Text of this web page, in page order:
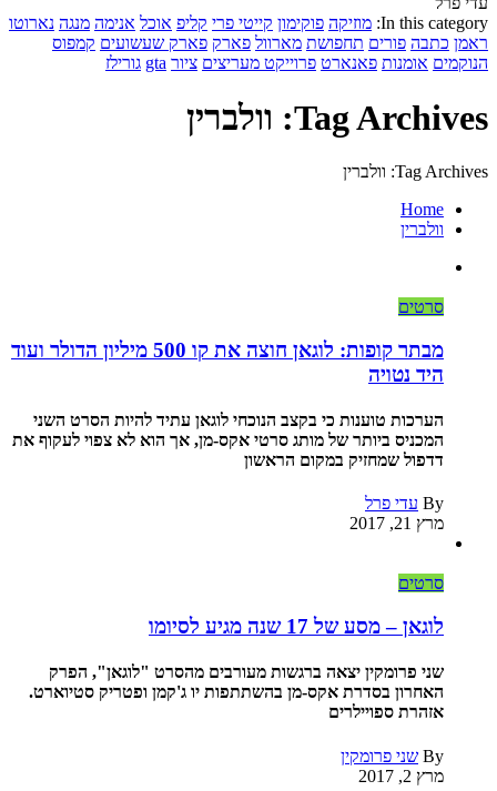
In this category: מוזיקה פוקימון קייטי פרי קליפ אוכל אנימה מנגה נארוטו
ראמן כתבה פורים תחפושת מארוול פארק פארק שעשועים קמפוס
הנוקמים אומנות פאנארט פרוייקט מעריצים ציור gta גורילז
Tag Archives: וולברין
Tag Archives: וולברין
Home
וולברין
סרטים
מבתר קופות: לוגאן חוצה את קו 500 מיליון הדולר ועוד
היד נטויה
הערכות טוענות כי בקצב הנוכחי לוגאן עתיד להיות הסרט השני
המכניס ביותר של מותג סרטי אקס-מן, אך הוא לא צפוי לעקוף את
דדפול שמחזיק במקום הראשון
By עדי פרל
מרץ 21, 2017
סרטים
לוגאן – מסע של 17 שנה מגיע לסיומו
שני פרומקין יצאה ברגשות מעורבים מהסרט "לוגאן", הפרק
האחרון בסדרת אקס-מן בהשתתפות יו ג'קמן ופטריק סטיוארט.
אזהרת ספויילרים
By שני פרומקין
מרץ 2, 2017